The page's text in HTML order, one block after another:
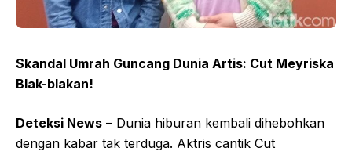
Skandal Umrah Guncang Dunia Artis: Cut Meyriska
Blak-blakan!
Deteksi News – Dunia hiburan kembali dihebohkan
dengan kabar tak terduga. Aktris cantik Cut